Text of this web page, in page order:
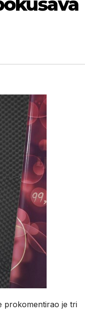
prokomentirao je tri